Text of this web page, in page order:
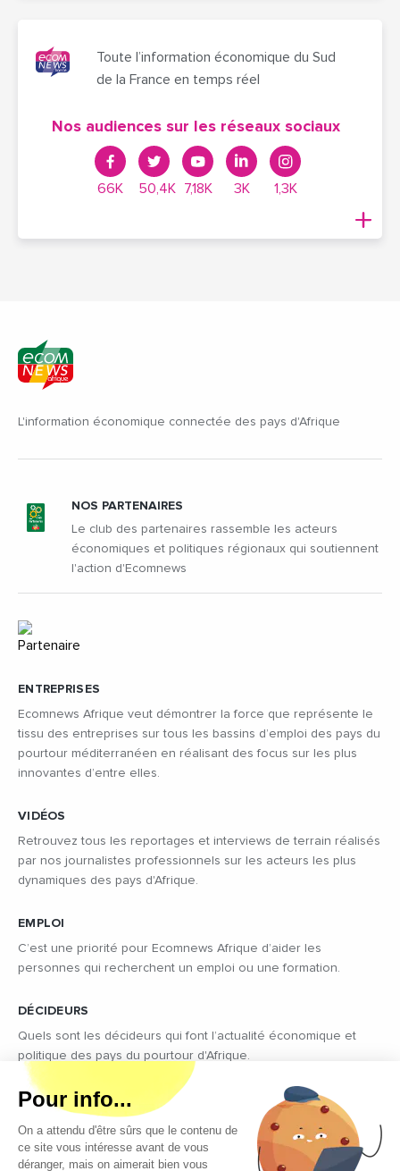
Toute l’information économique du Sud
de la France en temps réel
Nos audiences sur les réseaux sociaux
66K 50,4K 7,18K 3K 1,3K
L'information économique connectée des pays d'Afrique
ENTREPRISES
Ecomnews Afrique veut démontrer la force que représente le
tissu des entreprises sur tous les bassins d’emploi des pays du
pourtour méditerranéen en réalisant des focus sur les plus
innovantes d’entre elles.
VIDÉOS
Retrouvez tous les reportages et interviews de terrain réalisés
par nos journalistes professionnels sur les acteurs les plus
dynamiques des pays d'Afrique.
EMPLOI
C’est une priorité pour Ecomnews Afrique d’aider les
personnes qui recherchent un emploi ou une formation.
DÉCIDEURS
Quels sont les décideurs qui font l’actualité économique et
politique des pays du pourtour d'Afrique.
NOS PARTENAIRES
Le club des partenaires rassemble les acteurs
économiques et politiques régionaux qui soutiennent
l'action d'Ecomnews